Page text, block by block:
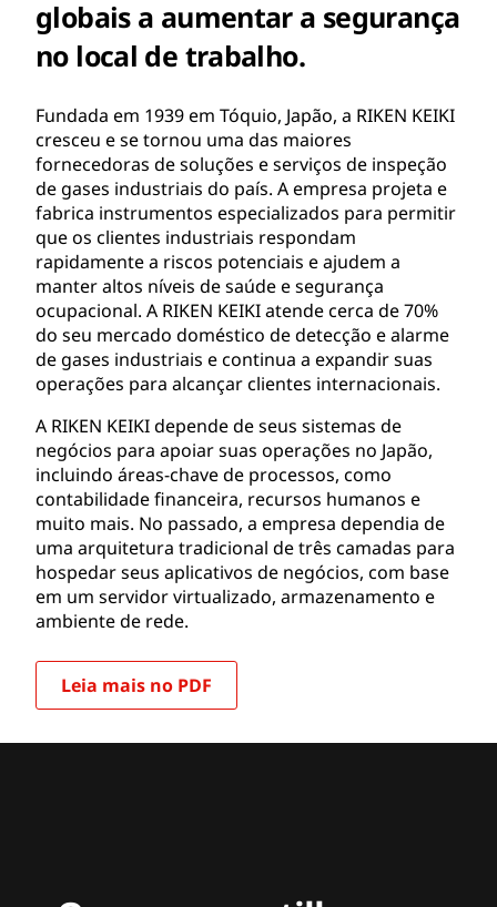
globais a aumentar a segurança
no local de trabalho.
Fundada em 1939 em Tóquio, Japão, a RIKEN KEIKI
cresceu e se tornou uma das maiores
fornecedoras de soluções e serviços de inspeção
de gases industriais do país. A empresa projeta e
fabrica instrumentos especializados para permitir
que os clientes industriais respondam
rapidamente a riscos potenciais e ajudem a
manter altos níveis de saúde e segurança
ocupacional. A RIKEN KEIKI atende cerca de 70%
do seu mercado doméstico de detecção e alarme
de gases industriais e continua a expandir suas
operações para alcançar clientes internacionais.
A RIKEN KEIKI depende de seus sistemas de
negócios para apoiar suas operações no Japão,
incluindo áreas-chave de processos, como
contabilidade financeira, recursos humanos e
muito mais. No passado, a empresa dependia de
uma arquitetura tradicional de três camadas para
hospedar seus aplicativos de negócios, com base
em um servidor virtualizado, armazenamento e
ambiente de rede.
Leia mais no PDF